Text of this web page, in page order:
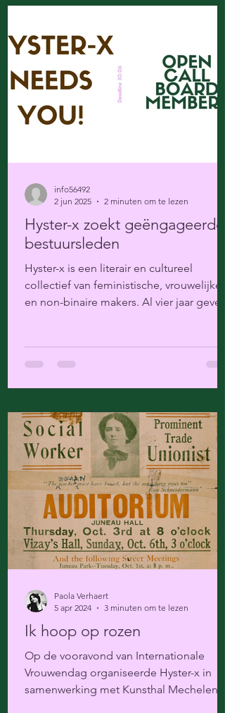
Hyster-x zoekt geëngageerde
bestuursleden
Hyster-x is een literair en cultureel
collectief van feministische, vrouwelijke
en non-binaire makers. Al vier jaar geven
info56492
2 jun 2025
2 minuten om te lezen
Ik hoop op rozen
Op de vooravond van Internationale
Vrouwendag organiseerde Hyster-x in
samenwerking met Kunsthal Mechelen
Paola Verhaert
5 apr 2024
3 minuten om te lezen